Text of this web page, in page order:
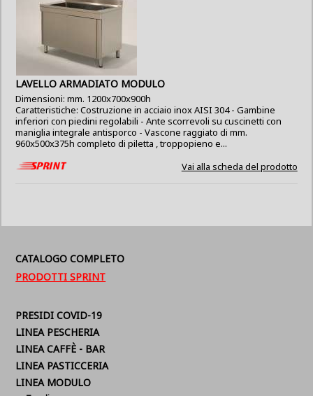
LAVELLO ARMADIATO MODULO
Dimensioni: mm. 1200x700x900h
Caratteristiche: Costruzione in acciaio inox AISI 304 - Gambine
inferiori con piedini regolabili - Ante scorrevoli su cuscinetti con
maniglia integrale antisporco - Vascone raggiato di mm.
960x500x375h completo di piletta , troppopieno e...
Vai alla scheda del prodotto
CATALOGO COMPLETO
PRODOTTI SPRINT
PRESIDI COVID-19
LINEA PESCHERIA
LINEA CAFFÈ - BAR
LINEA PASTICCERIA
LINEA MODULO